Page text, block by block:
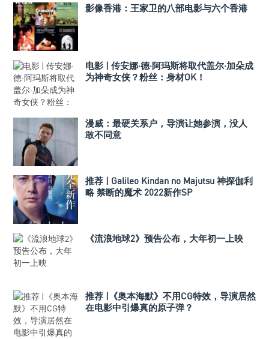
影像香港：王家卫的八部电影与六个香港
电影 | 传安娜·德·阿玛斯将取代盖尔·加朵成
为神奇女侠？粉丝：身材OK！
漫威：最硬关系户，导演让她参演，没人
敢不同意
推荐 | Galileo Kindan no Majutsu 神探伽利
略 禁断的魔术 2022新作SP
《流浪地球2》预告公布，大年初一上映
推荐 |《奥本海默》不用CG特效，导演居然
在电影中引爆真的原子弹？